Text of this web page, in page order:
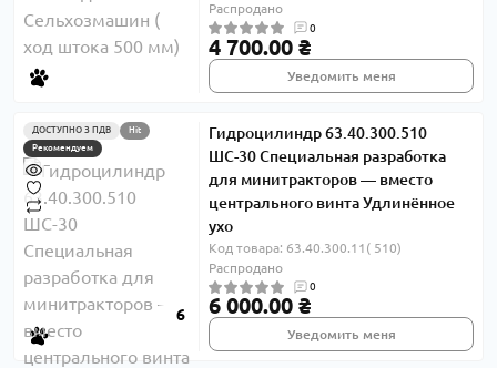
Распродано
0
4 700.00 ₴
Уведомить меня
ДОСТУПНО З ПДВ
Hit
Рекомендуем
6
Гидроцилиндр 63.40.300.510
ШС-30 Специальная разработка
для минитракторов — вместо
центрального винта Удлинённое
ухо
Код товара: 63.40.300.11( 510)
Распродано
0
6 000.00 ₴
Уведомить меня